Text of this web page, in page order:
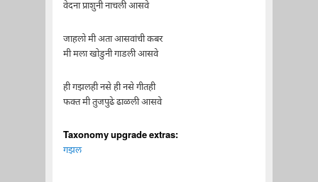
वेदना प्राशुनी नाचली आसवे
जाहलो मी अता आसवांची कबर
मी मला खोडुनी गाडली आसवे
ही गझलही नसे ही नसे गीतही
फक्त मी तुजपुढे ढाळली आसवे
Taxonomy upgrade extras:
गझल